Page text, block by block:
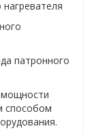
патронного
способом